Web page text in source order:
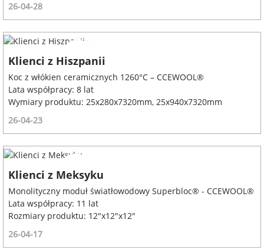
26-04-28
Klienci z Hiszpanii
Koc z włókien ceramicznych 1260°C – CCEWOOL®
Lata współpracy: 8 lat
Wymiary produktu: 25x280x7320mm, 25x940x7320mm
26-04-23
Klienci z Meksyku
Monolityczny moduł światłowodowy Superbloc® - CCEWOOL®
Lata współpracy: 11 lat
Rozmiary produktu: 12"x12"x12"
26-04-17